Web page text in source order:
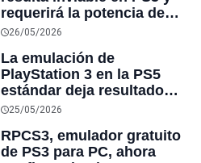
requerirá la potencia de la
futura PlayStation 6 para
26/05/2026
La emulación de
PlayStation 3 en la PS5
estándar deja resultados
dispares, ya que la CPU
algunos juegos
25/05/2026
RPCS3, emulador gratuito
de PS3 para PC, ahora